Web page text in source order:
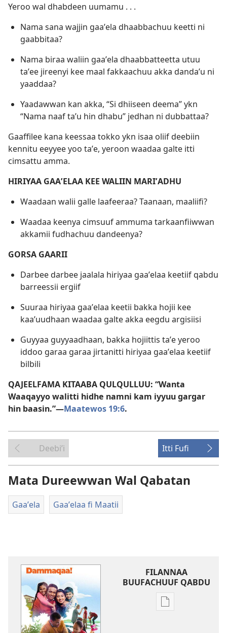
Yeroo wal dhabdeen uumamu . . .
Nama sana wajjin gaaʼela dhaabbachuu keetti ni
gaabbitaa?
Nama biraa waliin gaaʼela dhaabbatteetta utuu
taʼee jireenyi kee maal fakkaachuu akka dandaʼu ni
yaaddaa?
Yaadawwan kan akka, “Si dhiiseen deema” ykn
“Nama naaf taʼu hin dhabu” jedhan ni dubbattaa?
Gaaffilee kana keessaa tokko ykn isaa oliif deebiin
kennitu eeyyee yoo taʼe, yeroon waadaa galte itti
cimsattu amma.
HIRIYAA GAAʼELAA KEE WALIIN MARIʼADHU
Waadaan walii galle laafeeraa? Taanaan, maaliifi?
Waadaa keenya cimsuuf ammuma tarkaanfiiwwan
akkamii fudhachuu dandeenya?
GORSA GAARII
Darbee darbee jaalala hiriyaa gaaʼelaa keetiif qabdu
barreessii ergiif
Suuraa hiriyaa gaaʼelaa keetii bakka hojii kee
kaaʼuudhaan waadaa galte akka eegdu argisiisi
Guyyaa guyyaadhaan, bakka hojiittis taʼe yeroo
iddoo garaa garaa jirtanitti hiriyaa gaaʼelaa keetiif
bilbili
QAJEELFAMA KITAABA QULQULLUU: “Wanta
Waaqayyo walitti hidhe namni kam iyyuu gargar
hin baasin.”—Maatewos 19:6.
Deebiʼi Itti Fufi
Mata Dureewwan Wal Qabatan
Gaaʼela Gaaʼelaa fi Maatii
FILANNAA
BUUFACHUUF QABDU
Filannaawwan